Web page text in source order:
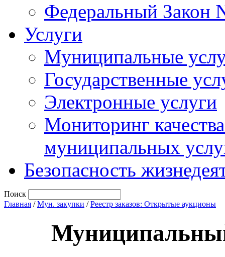
Федеральный Закон
Услуги
Муниципальные
Государственные
Электронные услуги
Мониторинг
муниципальных
Безопасность
Поиск
Главная /Мун. закупки /Реестр заказов: Открытые аукционы